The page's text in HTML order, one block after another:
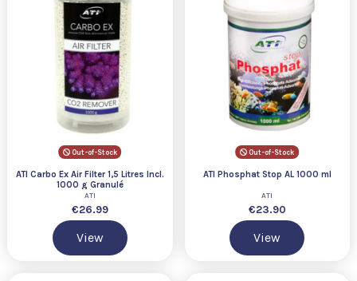
Out-of-Stock
ATI Carbo Ex Air Filter 1,5 Litres Incl.
1000 g Granulé
ATI
€26.99
View
Out-of-Stock
ATI Phosphat Stop AL 1000 ml
ATI
€23.90
View